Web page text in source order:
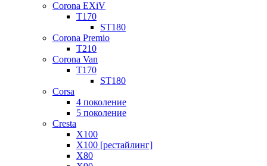
Corona EXiV
T170
ST180
Corona Premio
T210
Corona Van
T170
ST180
Corsa
4 поколение
5 поколение
Cresta
X100
X100 [рестайлинг]
X80